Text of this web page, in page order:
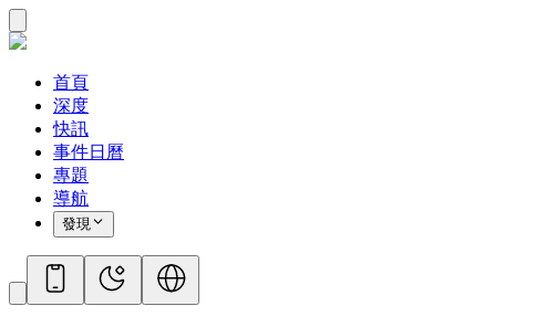
首頁
深度
快訊
事件日曆
專題
導航
發現